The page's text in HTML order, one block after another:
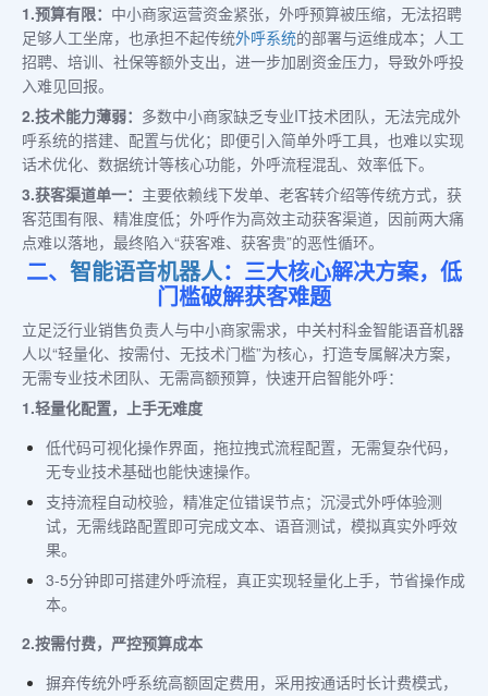
1.预算有限： 中小商家运营资金紧张，外呼预算被压缩，无法招聘
足够人工坐席，也承担不起传统外呼系统的部署与运维成本；人工
招聘、培训、社保等额外支出，进一步加剧资金压力，导致外呼投
入难见回报。
2.技术能力薄弱： 多数中小商家缺乏专业IT技术团队，无法完成外
呼系统的搭建、配置与优化；即便引入简单外呼工具，也难以实现
话术优化、数据统计等核心功能，外呼流程混乱、效率低下。
3.获客渠道单一： 主要依赖线下发单、老客转介绍等传统方式，获
客范围有限、精准度低；外呼作为高效主动获客渠道，因前两大痛
点难以落地，最终陷入“获客难、获客贵”的恶性循环。
二、 智能语音机器人：三大核心解决方案，低
门槛破解获客难题
立足泛行业销售负责人与中小商家需求，中关村科金智能语音机器
人以“轻量化、按需付、无技术门槛”为核心，打造专属解决方案，
无需专业技术团队、无需高额预算，快速开启智能外呼：
1.轻量化配置，上手无难度
低代码可视化操作界面，拖拉拽式流程配置，无需复杂代码，
无专业技术基础也能快速操作。
支持流程自动校验，精准定位错误节点；沉浸式外呼体验测
试，无需线路配置即可完成文本、语音测试，模拟真实外呼效
果。
3-5分钟即可搭建外呼流程，真正实现轻量化上手，节省操作成
本。
2.按需付费，严控预算成本
摒弃传统外呼系统高额固定费用，采用按通话时长计费模式，